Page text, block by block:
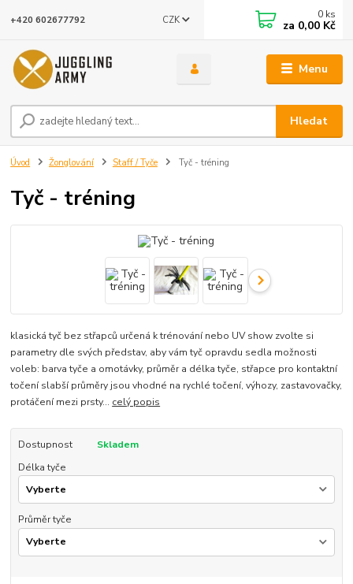
Menu
CZK
Hledat
+420 602677792 0 ks
za 0,00 Kč
Úvod Žonglování Staff / Tyče Tyč - tréning
Tyč - tréning
klasická tyč bez střapců určená k trénování nebo UV show zvolte si
parametry dle svých představ, aby vám tyč opravdu sedla možnosti
voleb: barva tyče a omotávky, průměr a délka tyče, střapce pro kontaktní
točení slabší průměry jsou vhodné na rychlé točení, výhozy, zastavovačky,
protáčení mezi prsty... celý popis
Dostupnost
Skladem
Délka tyče
Průměr tyče